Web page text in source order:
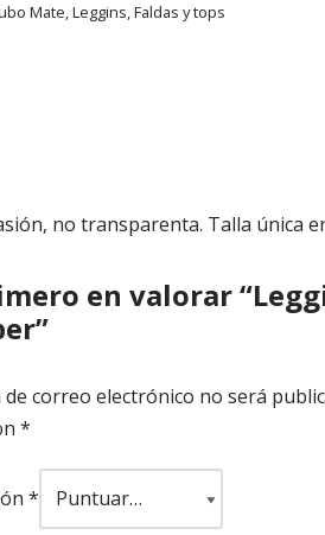
Mate,Leggins, Faldas y tops
no transparenta. Talla única
en valorar
correo electrónico no será
*
*